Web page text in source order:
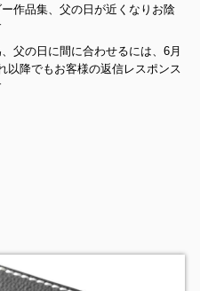
作品集、父の日が近くなりお陰
父の日に間に合わせるには、6月
以降でもお客様の返信レスポンス